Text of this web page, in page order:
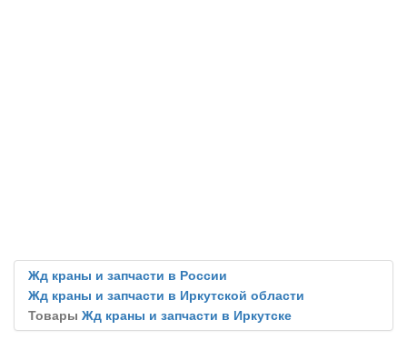
Жд краны и запчасти в России
Жд краны и запчасти в Иркутской области
Товары Жд краны и запчасти в Иркутске